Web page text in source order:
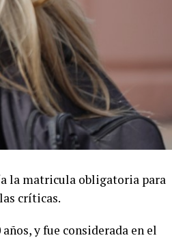
la matricula obligatoria para
críticas.
y fue considerada en el